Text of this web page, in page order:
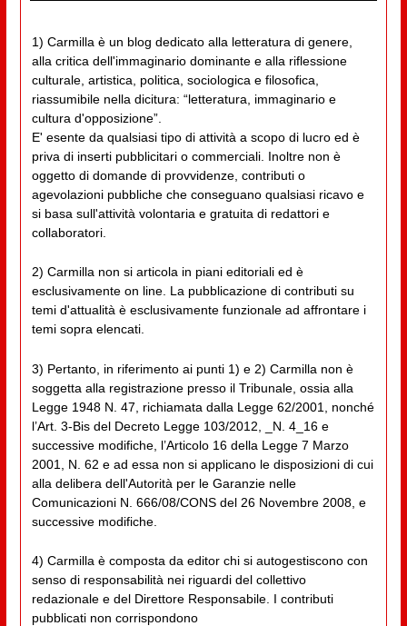
1) Carmilla è un blog dedicato alla letteratura di genere,
alla critica dell'immaginario dominante e alla riflessione
culturale, artistica, politica, sociologica e filosofica,
riassumibile nella dicitura: “letteratura, immaginario e
cultura d'opposizione”.
E' esente da qualsiasi tipo di attività a scopo di lucro ed è
priva di inserti pubblicitari o commerciali. Inoltre non è
oggetto di domande di provvidenze, contributi o
agevolazioni pubbliche che conseguano qualsiasi ricavo e
si basa sull'attività volontaria e gratuita di redattori e
collaboratori.
2) Carmilla non si articola in piani editoriali ed è
esclusivamente on line. La pubblicazione di contributi su
temi d'attualità è esclusivamente funzionale ad affrontare i
temi sopra elencati.
3) Pertanto, in riferimento ai punti 1) e 2) Carmilla non è
soggetta alla registrazione presso il Tribunale, ossia alla
Legge 1948 N. 47, richiamata dalla Legge 62/2001, nonché
l’Art. 3-Bis del Decreto Legge 103/2012, _N. 4_16 e
successive modifiche, l’Articolo 16 della Legge 7 Marzo
2001, N. 62 e ad essa non si applicano le disposizioni di cui
alla delibera dell'Autorità per le Garanzie nelle
Comunicazioni N. 666/08/CONS del 26 Novembre 2008, e
successive modifiche.
4) Carmilla è composta da editor chi si autogestiscono con
senso di responsabilità nei riguardi del collettivo
redazionale e del Direttore Responsabile. I contributi
pubblicati non corrispondono